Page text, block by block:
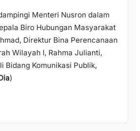
Menteri Nusron dalam
Biro Hubungan Masyarakat
Direktur Bina Perencanaan
Wilayah I, Rahma Julianti,
Bidang Komunikasi Publik,
)